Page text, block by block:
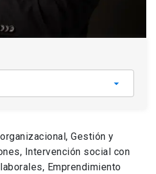
Gestión y
Intervención social con
Emprendimiento